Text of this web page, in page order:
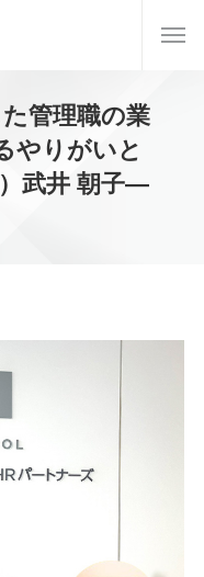
管理職の業
やりがいと
武井 朝子―